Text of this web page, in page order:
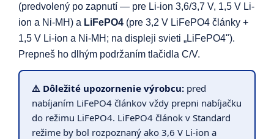
(predvolený po zapnutí — pre Li-ion 3,6/3,7 V, 1,5 V Li-
ion a Ni-MH) a LiFePO4 (pre 3,2 V LiFePO4 články +
1,5 V Li-ion a Ni-MH; na displeji svieti „LiFePO4").
Prepneš ho dlhým podržaním tlačidla C/V.
⚠️ Dôležité upozornenie výrobcu: pred
nabíjaním LiFePO4 článkov vždy prepni nabíjačku
do režimu LiFePO4. LiFePO4 článok v Standard
režime by bol rozpoznaný ako 3,6 V Li-ion a